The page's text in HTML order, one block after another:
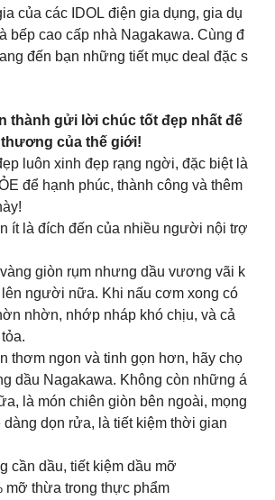
của các IDOL điện gia dụng, gia dụ
bếp cao cấp nhà Nagakawa. Cùng đ
đến bạn những tiết mục deal đặc s
thành gửi lời chúc tốt đẹp nhất đế
của thế giới!
luôn xinh đẹp rạng ngời, đặc biệt là
để hạnh phúc, thành công và thêm
ít là đích đến của nhiều người nội trợ
giòn rụm nhưng dầu vương vãi k
người nữa. Khi nấu cơm xong có
nhờn, nhớp nháp khó chịu, và cả
thơm ngon và tinh gọn hơn, hãy chọ
dầu Nagakawa. Không còn những á
là món chiên giòn bên ngoài, mọng
dàng dọn rửa, là tiết kiệm thời gian
cần dầu, tiết kiệm dầu mỡ
mỡ thừa trong thực phẩm